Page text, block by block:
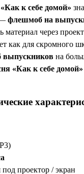
к себе домой»
флешмоб на
через
как для скромного
на
«Как к себе домой»
под проектор / экран